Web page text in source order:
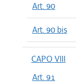
Art. 90
Art. 90 bis
CAPO VIII
Art. 91